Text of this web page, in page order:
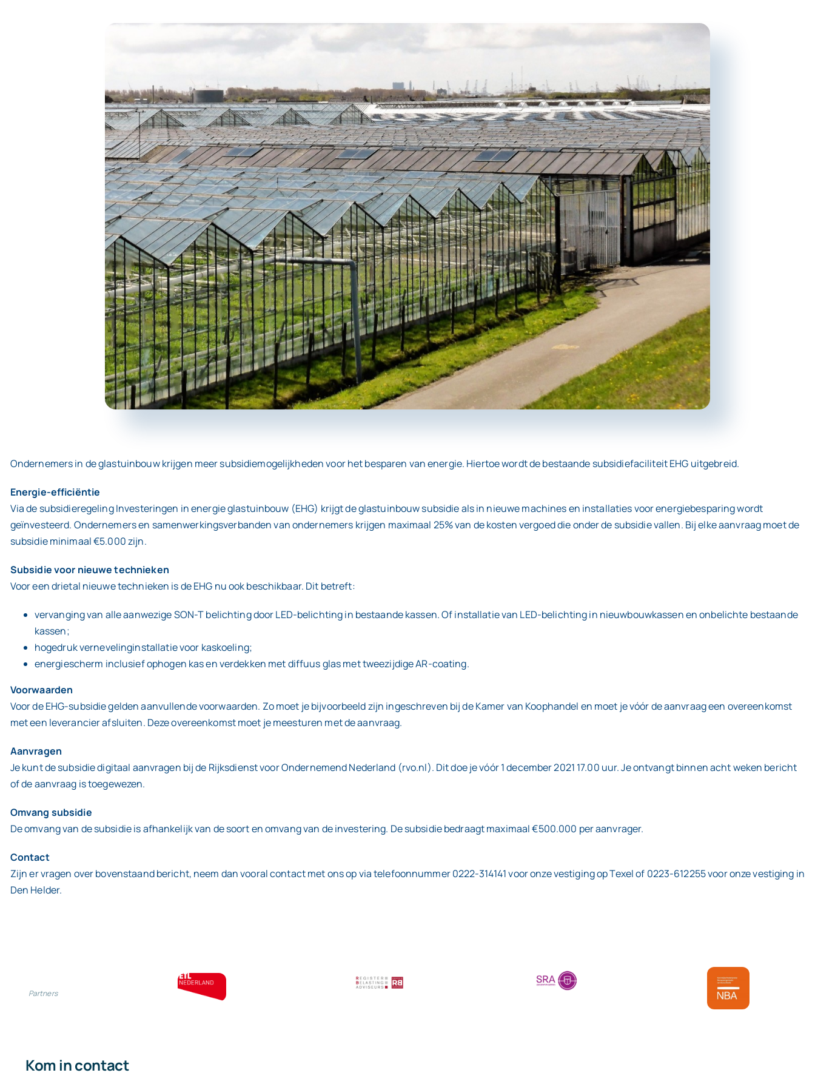
Ondernemers in de glastuinbouw krijgen meer subsidiemogelijkheden voor het besparen van energie. Hiertoe wordt de bestaande subsidiefaciliteit EHG uitgebreid.
Energie-efficiëntie
Via de subsidieregeling Investeringen in energie glastuinbouw (EHG) krijgt de glastuinbouw subsidie als in nieuwe machines en installaties voor energiebesparing wordt
geïnvesteerd. Ondernemers en samenwerkingsverbanden van ondernemers krijgen maximaal 25% van de kosten vergoed die onder de subsidie vallen. Bij elke aanvraag moet de
subsidie minimaal €5.000 zijn.
Subsidie voor nieuwe technieken
Voor een drietal nieuwe technieken is de EHG nu ook beschikbaar. Dit betreft:
vervanging van alle aanwezige SON-T belichting door LED-belichting in bestaande kassen. Of installatie van LED-belichting in nieuwbouwkassen en onbelichte bestaande
kassen;
hogedruk vernevelinginstallatie voor kaskoeling;
energiescherm inclusief ophogen kas en verdekken met diffuus glas met tweezijdige AR-coating.
Voorwaarden
Voor de EHG-subsidie gelden aanvullende voorwaarden. Zo moet je bijvoorbeeld zijn ingeschreven bij de Kamer van Koophandel en moet je vóór de aanvraag een overeenkomst
met een leverancier afsluiten. Deze overeenkomst moet je meesturen met de aanvraag.
Aanvragen
Je kunt de subsidie digitaal aanvragen bij de Rijksdienst voor Ondernemend Nederland (rvo.nl). Dit doe je vóór 1 december 2021 17.00 uur. Je ontvangt binnen acht weken bericht
of de aanvraag is toegewezen.
Omvang subsidie
De omvang van de subsidie is afhankelijk van de soort en omvang van de investering. De subsidie bedraagt maximaal €500.000 per aanvrager.
Contact
Zijn er vragen over bovenstaand bericht, neem dan vooral contact met ons op via telefoonnummer 0222-314141 voor onze vestiging op Texel of 0223-612255 voor onze vestiging in
Den Helder.
Partners
Kom in contact